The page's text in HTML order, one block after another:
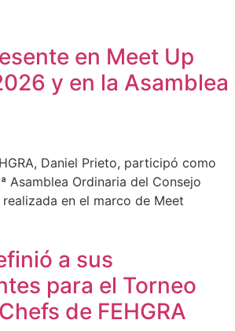
en Meet Up
y en la Asamblea
Daniel Prieto, participó como
Asamblea Ordinaria del Consejo
realizada en el marco de Meet
a sus
para el Torneo
de FEHGRA